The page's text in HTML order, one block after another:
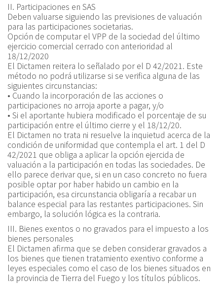
II. Participaciones en SAS
Deben valuarse siguiendo las previsiones de valuación
para las participaciones societarias.
Opción de computar el VPP de la sociedad del último
ejercicio comercial cerrado con anterioridad al
18/12/2020
El Dictamen reitera lo señalado por el D 42/2021. Este
método no podrá utilizarse si se verifica alguna de las
siguientes circunstancias:
• Cuando la incorporación de las acciones o
participaciones no arroja aporte a pagar, y/o
• Si el aportante hubiera modificado el porcentaje de su
participación entre el último cierre y el 18/12/20.
El Dictamen no trata ni resuelve la inquietud acerca de la
condición de uniformidad que contempla el art. 1 del D
42/2021 que obliga a aplicar la opción ejercida de
valuación a la participación en todas las sociedades. De
ello parece derivar que, si en un caso concreto no fuera
posible optar por haber habido un cambio en la
participación, esa circunstancia obligaría a recabar un
balance especial para las restantes participaciones. Sin
embargo, la solución lógica es la contraria.
III. Bienes exentos o no gravados para el impuesto a los
bienes personales
El Dictamen afirma que se deben considerar gravados a
los bienes que tienen tratamiento exentivo conforme a
leyes especiales como el caso de los bienes situados en
la provincia de Tierra del Fuego y los títulos públicos.